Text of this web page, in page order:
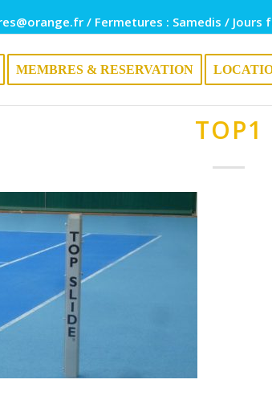
/ Fermetures : Samedis / Jours
MEMBRES & RESERVATION
TOP1